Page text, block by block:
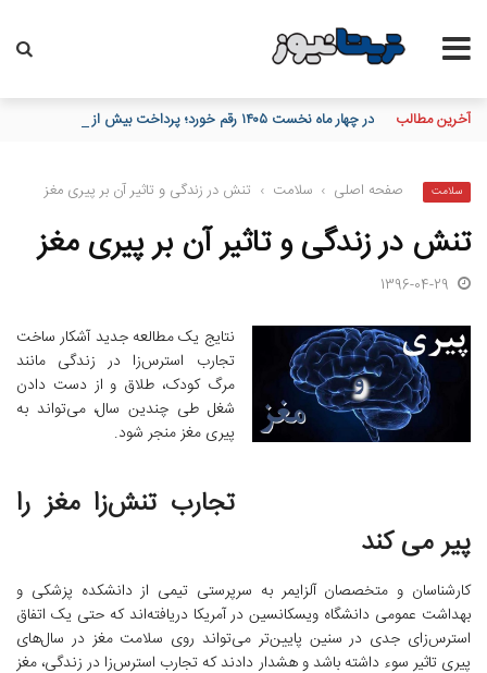
آخرین مطالب در چهار ماه نخست ۱۴۰۵ رقم خورد؛ پرداخت بیش از ۸ همت وام ازدواج به زوج‌های جوان توسط بانک ملی ایران
سلامت صفحه اصلی › سلامت › تنش در زندگی و تاثیر آن بر پیری مغز
تنش در زندگی و تاثیر آن بر پیری مغز
1396-04-29
نتایج یک مطالعه جدید آشکار ساخت
تجارب استرس‌زا در زندگی مانند
مرگ کودک، طلاق و از دست دادن
شغل طی چندین سال، می‌تواند به
پیری مغز منجر شود.
تجارب تنش‌زا مغز را
پیر می کند
کارشناسان و متخصصان آلزایمر به سرپرستی تیمی از دانشکده پزشکی و
بهداشت عمومی دانشگاه ویسکانسین در آمریکا دریافته‌اند که حتی یک اتفاق
استرس‌زای جدی در سنین پایین‌تر می‌تواند روی سلامت مغز در سال‌های
پیری تاثیر سوء داشته باشد و هشدار دادند که تجارب استرس‌زا در زندگی، مغز